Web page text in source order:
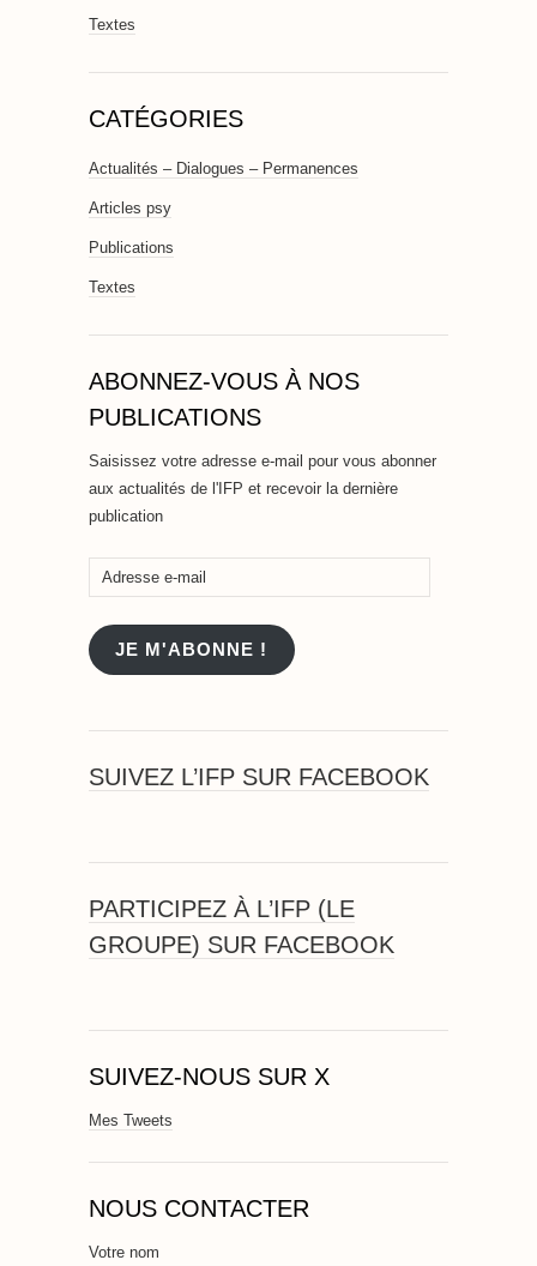
Textes
CATÉGORIES
Actualités – Dialogues – Permanences
Articles psy
Publications
Textes
ABONNEZ-VOUS À NOS
PUBLICATIONS
Saisissez votre adresse e-mail pour vous abonner
aux actualités de l'IFP et recevoir la dernière
publication
Adresse
e-
mail
JE M'ABONNE !
SUIVEZ L’IFP SUR FACEBOOK
PARTICIPEZ À L’IFP (LE
GROUPE) SUR FACEBOOK
SUIVEZ-NOUS SUR X
Mes Tweets
NOUS CONTACTER
Votre nom